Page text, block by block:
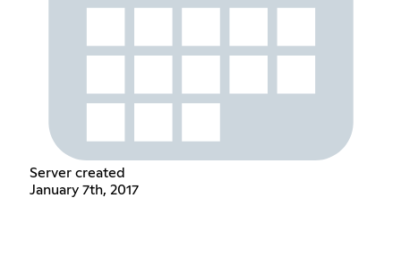
Server created
January 7th, 2017